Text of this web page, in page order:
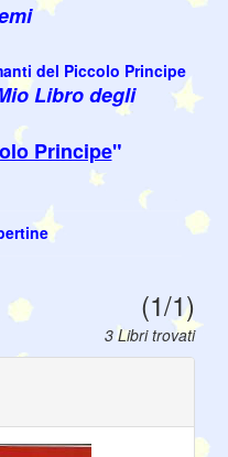
Libro degli
Principe"
(1/1)
3 Libri trovati